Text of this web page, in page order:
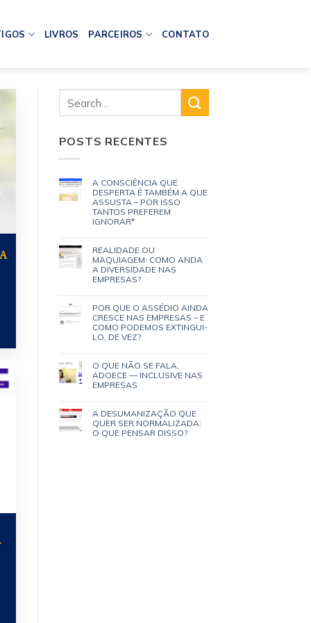
LIVROS PARCEIROS CONTATO
POSTS RECENTES
A CONSCIÊNCIA QUE
DESPERTA É TAMBÉM A QUE
ASSUSTA – POR ISSO
TANTOS PREFEREM
IGNORAR*
REALIDADE OU
MAQUIAGEM: COMO ANDA
A DIVERSIDADE NAS
EMPRESAS?
POR QUE O ASSÉDIO AINDA
CRESCE NAS EMPRESAS – E
COMO PODEMOS EXTINGUI-
LO, DE VEZ?
O QUE NÃO SE FALA,
ADOECE — INCLUSIVE NAS
EMPRESAS
A DESUMANIZAÇÃO QUE
QUER SER NORMALIZADA:
O QUE PENSAR DISSO?